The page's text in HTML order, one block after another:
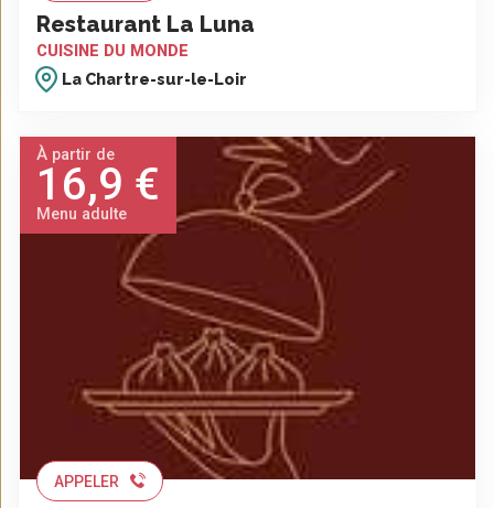
Restaurant La Luna
CUISINE DU MONDE
La Chartre-sur-le-Loir
À partir de
16,9 €
Menu adulte
APPELER